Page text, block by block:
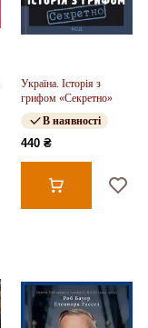
Україна. Історія з
грифом «Секретно»
В наявності
440 ₴